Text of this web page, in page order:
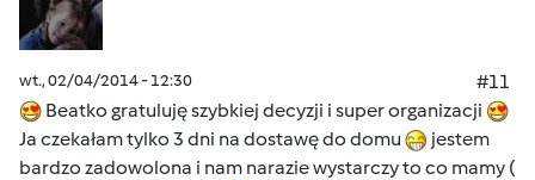
wt., 02/04/2014 - 12:30
#11
Beatko gratuluję szybkiej decyzji i super organizacji
Ja czekałam tylko 3 dni na dostawę do domu
jestem
bardzo zadowolona i nam narazie wystarczy to co mamy (